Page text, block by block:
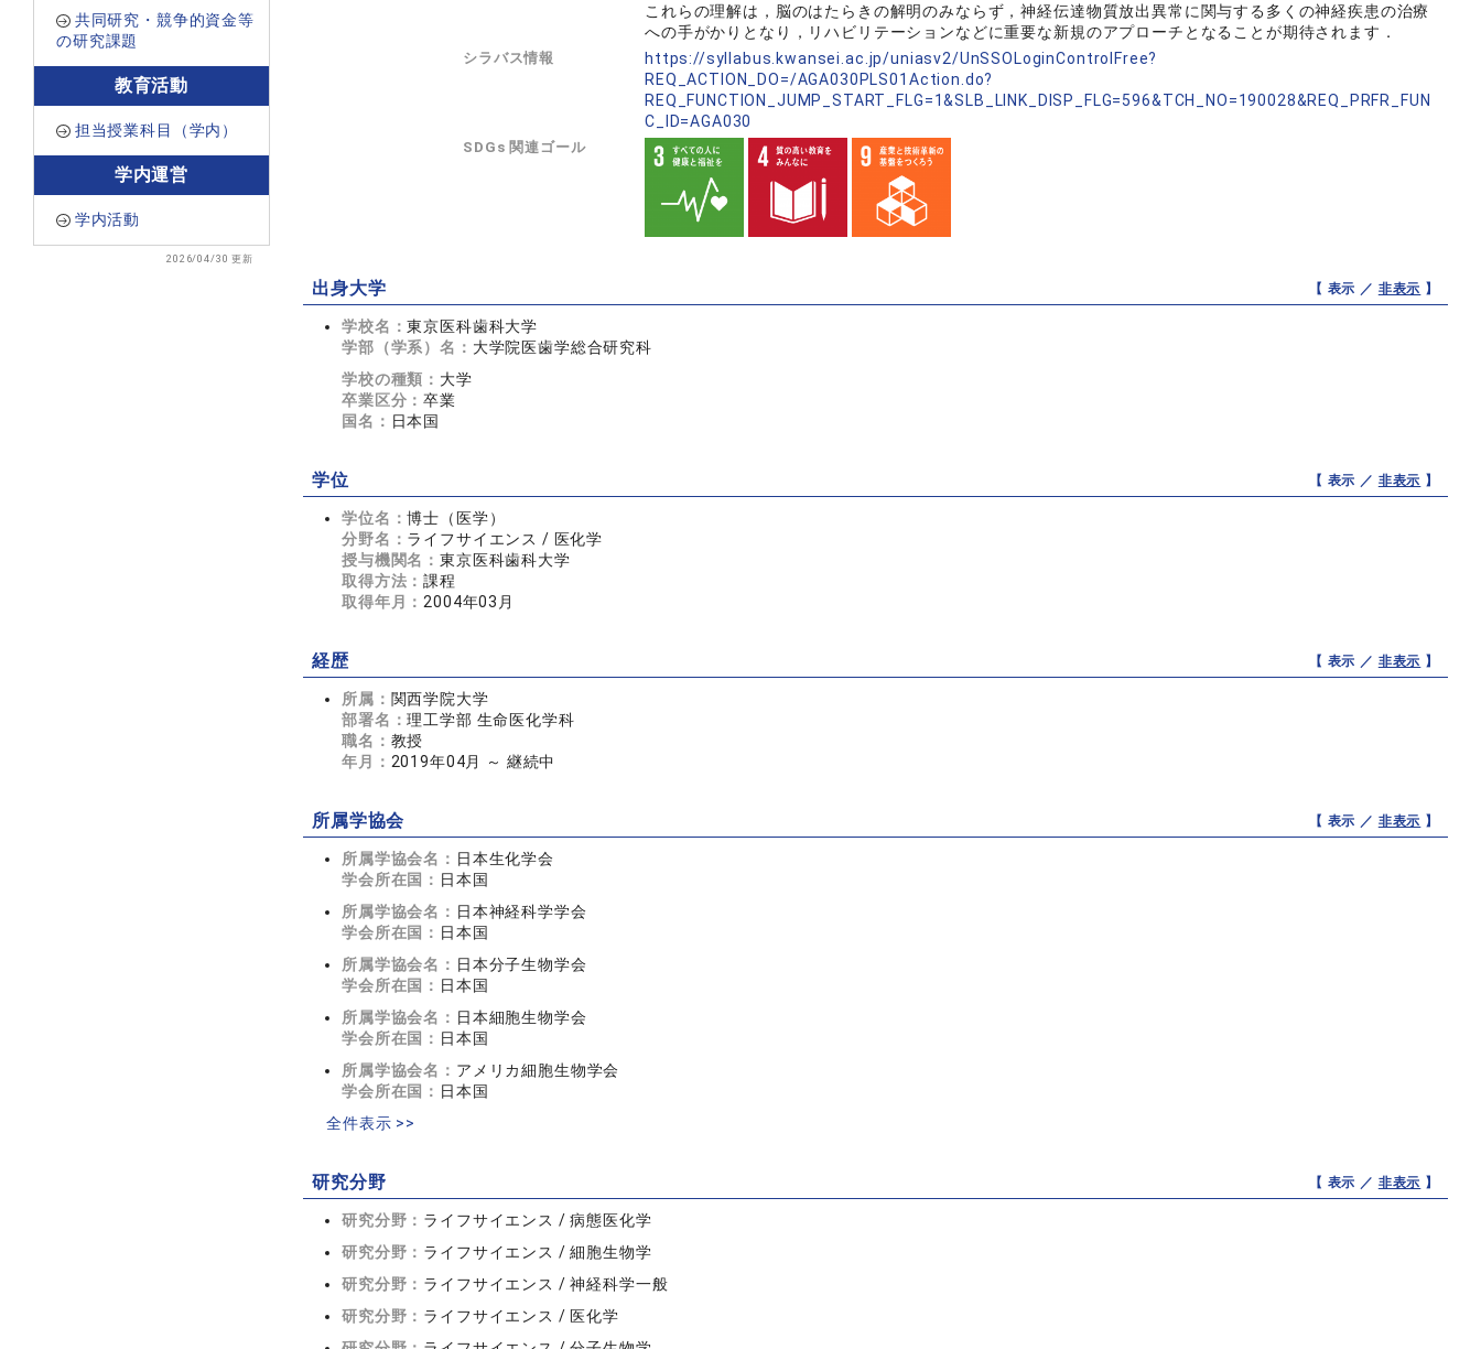
共同研究・競争的資金等
の研究課題
教育活動
担当授業科目（学内）
学内運営
学内活動
2026/04/30 更新
これらの理解は，脳のはたらきの解明のみならず，神経伝達物質放出異常に関与する多くの神経疾患の治療
への手がかりとなり，リハビリテーションなどに重要な新規のアプローチとなることが期待されます．
シラバス情報
https://syllabus.kwansei.ac.jp/uniasv2/UnSSOLoginControlFree?
REQ_ACTION_DO=/AGA030PLS01Action.do?
REQ_FUNCTION_JUMP_START_FLG=1&SLB_LINK_DISP_FLG=596&TCH_NO=190028&REQ_PRFR_FUN
C_ID=AGA030
SDGs 関連ゴール
出身大学 【 表示 ／ 非表示 】
学校名：東京医科歯科大学
学部（学系）名： 大学院医歯学総合研究科
学校の種類： 大学
卒業区分：卒業
国名： 日本国
学位 【 表示 ／ 非表示 】
学位名：博士（医学）
分野名： ライフサイエンス / 医化学
授与機関名：東京医科歯科大学
取得方法：課程
取得年月： 2004年03月
経歴 【 表示 ／ 非表示 】
所属： 関西学院大学
部署名：理工学部 生命医化学科
職名： 教授
年月： 2019年04月 ～ 継続中
所属学協会 【 表示 ／ 非表示 】
所属学協会名： 日本生化学会
学会所在国： 日本国
所属学協会名： 日本神経科学学会
学会所在国： 日本国
所属学協会名： 日本分子生物学会
学会所在国： 日本国
所属学協会名： 日本細胞生物学会
学会所在国： 日本国
所属学協会名： アメリカ細胞生物学会
学会所在国： 日本国
全件表示 >>
研究分野 【 表示 ／ 非表示 】
研究分野： ライフサイエンス / 病態医化学
研究分野： ライフサイエンス / 細胞生物学
研究分野： ライフサイエンス / 神経科学一般
研究分野： ライフサイエンス / 医化学